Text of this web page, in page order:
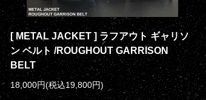
[ METAL JACKET ] ラフアウト ギャリソ
ン ベルト /ROUGHOUT GARRISON
BELT
18,000円(税込19,800円)